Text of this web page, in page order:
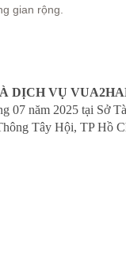
gian rộng.
DỊCH VỤ
07 năm 2025 tại Sở
Tây Hội, TP Hồ